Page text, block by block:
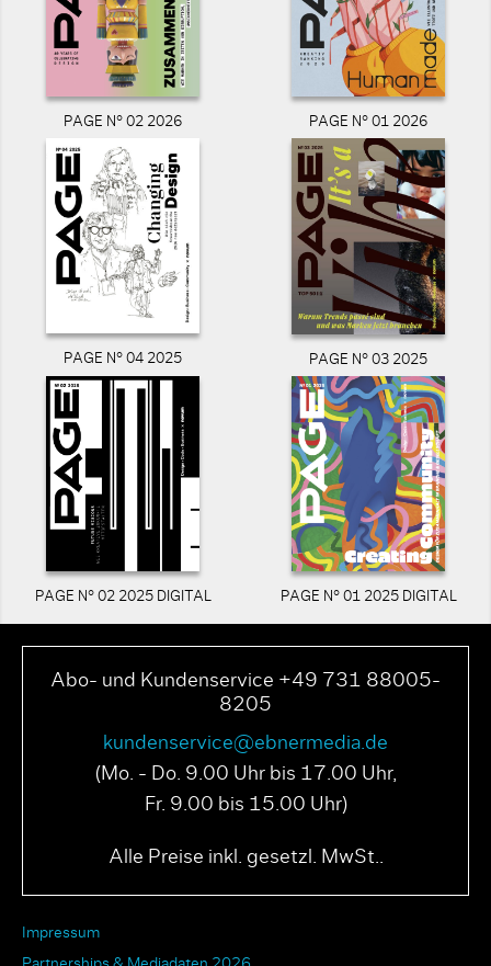
PAGE N° 02 2026 PAGE N° 01 2026
PAGE N° 04 2025 PAGE N° 03 2025
PAGE N° 02 2025 DIGITAL PAGE N° 01 2025 DIGITAL
Abo- und Kundenservice +49 731 88005-
8205
kundenservice@ebnermedia.de
(Mo. - Do. 9.00 Uhr bis 17.00 Uhr,
Fr. 9.00 bis 15.00 Uhr)
Alle Preise inkl. gesetzl. MwSt..
Impressum